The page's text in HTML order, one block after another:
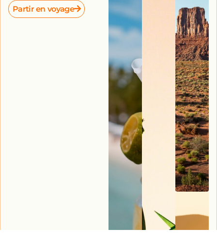
Partir en voyage